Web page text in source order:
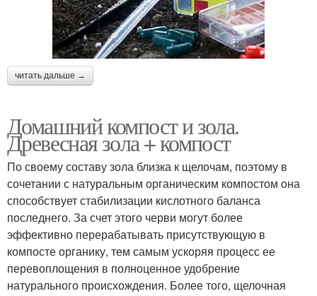
читать дальше →
Домашний компост и зола.
Древесная зола + компост
По своему составу зола близка к щелочам, поэтому в
сочетании с натуральным органическим компостом она
способствует стабилизации кислотного баланса
последнего. За счет этого черви могут более
эффективно перерабатывать присутствующую в
компосте органику, тем самым ускоряя процесс ее
перевоплощения в полноценное удобрение
натурального происхождения. Более того, щелочная